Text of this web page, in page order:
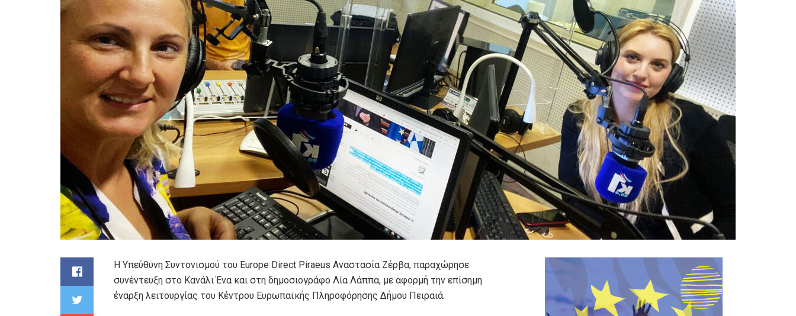
Η Υπεύθυνη Συντονισμού του Europe Direct Piraeus Αναστασία Ζέρβα, παραχώρησε
συνέντευξη στο Κανάλι Ένα και στη δημοσιογράφο Λία Λάππα, με αφορμή την επίσημη
έναρξη λειτουργίας του Κέντρου Ευρωπαϊκής Πληροφόρησης Δήμου Πειραιά.